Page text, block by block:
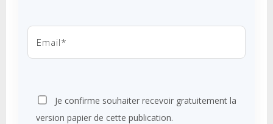
Je confirme souhaiter recevoir gratuitement la
version papier de cette publication.